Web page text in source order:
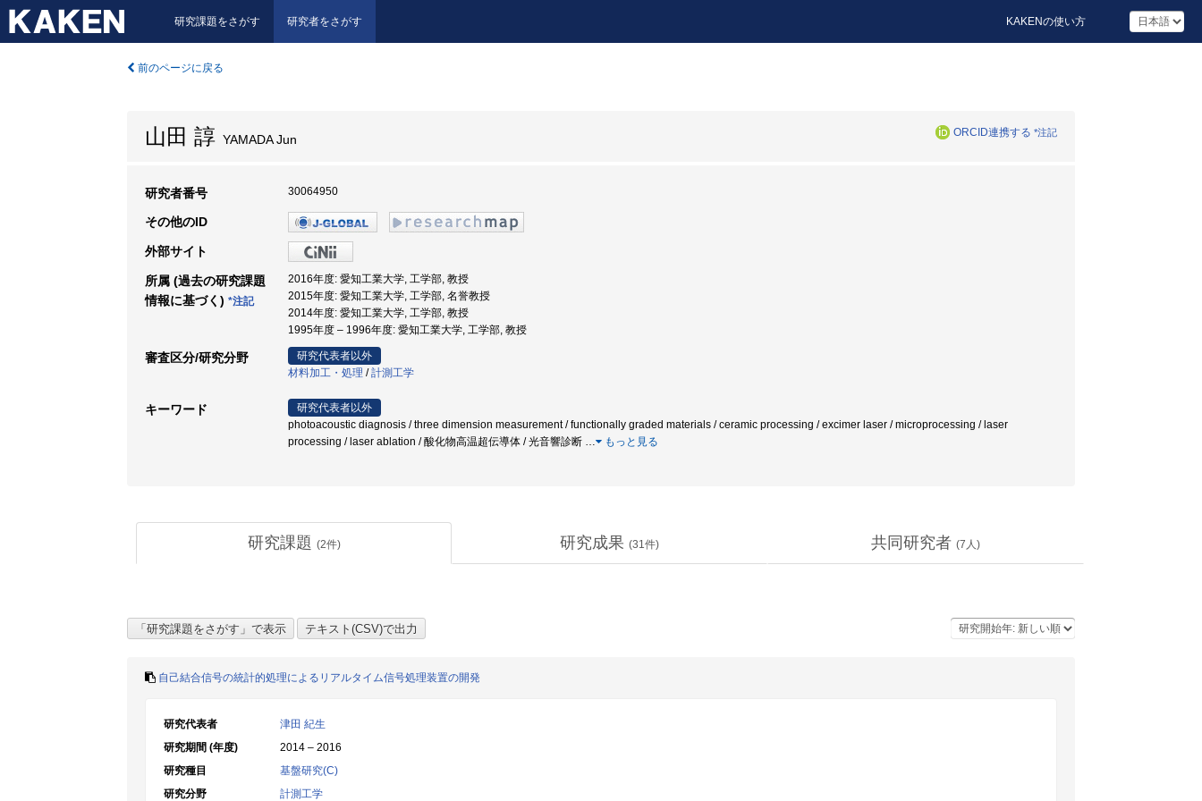
研究課題をさがす 研究者をさがす KAKENの使い方
前のページに戻る
山田 諄 YAMADA Jun ORCID連携する *注記
研究者番号 30064950
その他のID
外部サイト
所属 (過去の研究課題
情報に基づく) *注記
2016年度: 愛知工業大学, 工学部, 教授
2015年度: 愛知工業大学, 工学部, 名誉教授
2014年度: 愛知工業大学, 工学部, 教授
1995年度 – 1996年度: 愛知工業大学, 工学部, 教授
審査区分/研究分野
研究代表者以外
材料加工・処理 /計測工学
キーワード
研究代表者以外
photoacoustic diagnosis / three dimension measurement / functionally graded materials / ceramic processing / excimer laser / microprocessing / laser
processing / laser ablation / 酸化物高温超伝導体 / 光音響診断 … もっと見る
研究課題 (2件) 研究成果 (31件) 共同研究者 (7 人)
自己結合信号の統計的処理によるリアルタイム信号処理装置の開発
研究代表者
津田 紀生
研究期間 (年度)
2014 – 2016
研究種目
基盤研究(C)
研究分野
計測工学